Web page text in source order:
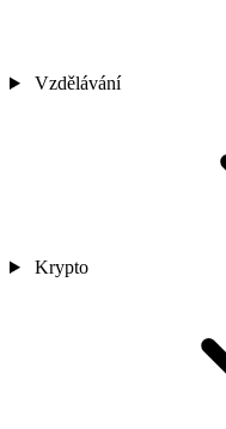
Vzdělávání
Krypto